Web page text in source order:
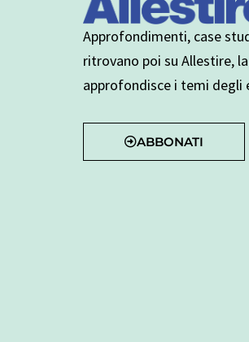
Approfondimenti, case
ritrovano poi su Allestire,
approfondisce i temi degli
ABBONATI